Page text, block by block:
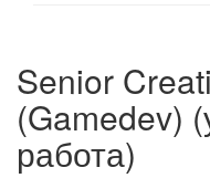
Senior
(Gamedev)
работа)